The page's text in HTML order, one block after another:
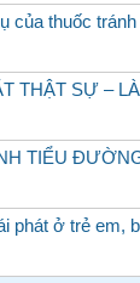
của thuốc
THẬT SỰ –
TIỂU
phát ở trẻ em,